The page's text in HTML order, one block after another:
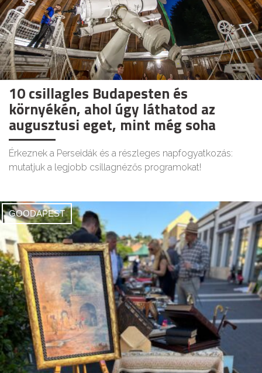
10 csillagles Budapesten és
környékén, ahol úgy láthatod az
augusztusi eget, mint még soha
Érkeznek a Perseidák és a részleges napfogyatkozás:
mutatjuk a legjobb csillagnézős programokat!
GOODAPEST